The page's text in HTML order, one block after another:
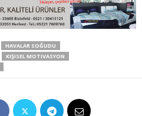
HAVALAR SOĞUDU
KIŞISEL MOTIVASYON